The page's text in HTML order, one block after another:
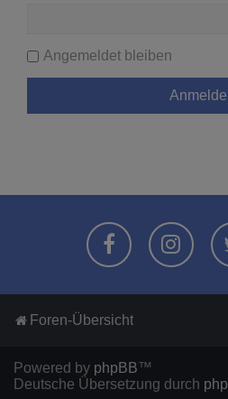
Angemeldet bleiben
Foren-Übersicht
Powered by phpBB™
Deutsche Übersetzung durch